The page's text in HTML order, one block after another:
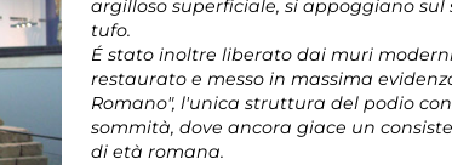
argilloso superficiale, si appoggiano
tufo.
É stato inoltre liberato dai muri
restaurato e messo in massima
Romano", l'unica struttura del podio
sommità, dove ancora giace un
di età romana.